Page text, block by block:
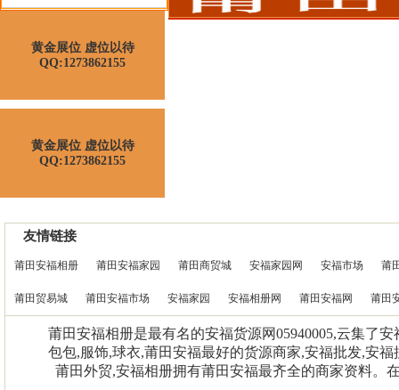
黄金展位 虚位以待
QQ:1273862155
黄金展位 虚位以待
QQ:1273862155
友情链接
莆田安福相册 莆田安福家园 莆田商贸城 安福家园网 安福市场 莆
莆田贸易城 莆田安福市场 安福家园 安福相册网 莆田安福网 莆田
莆田安福相册是最有名的安福货源网05940005,云集了
包包,服饰,球衣,莆田安福最好的货源商家,安福批发,安
莆田外贸,安福相册拥有莆田安福最齐全的商家资料。